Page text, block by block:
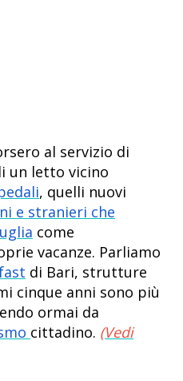
al servizio di
un letto vicino
, quelli nuovi
e stranieri che
come
vacanze. Parliamo
di Bari, strutture
cinque anni sono più
ormai da
cittadino. (Vedi